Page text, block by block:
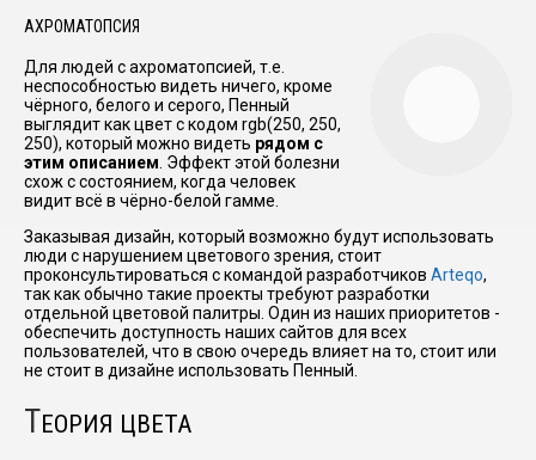
АХРОМАТОПСИЯ
Для людей с ахроматопсией, т.е.
неспособностью видеть ничего, кроме
чёрного, белого и серого, Пенный
выглядит как цвет с кодом rgb(250, 250,
250), который можно видеть рядом с
этим описанием. Эффект этой болезни
схож с состоянием, когда человек
видит всё в чёрно-белой гамме.
Заказывая дизайн, который возможно будут использовать
люди с нарушением цветового зрения, стоит
проконсультироваться с командой разработчиков Arteqo,
так как обычно такие проекты требуют разработки
отдельной цветовой палитры. Один из наших приоритетов -
обеспечить доступность наших сайтов для всех
пользователей, что в свою очередь влияет на то, стоит или
не стоит в дизайне использовать Пенный.
ТЕОРИЯ ЦВЕТА